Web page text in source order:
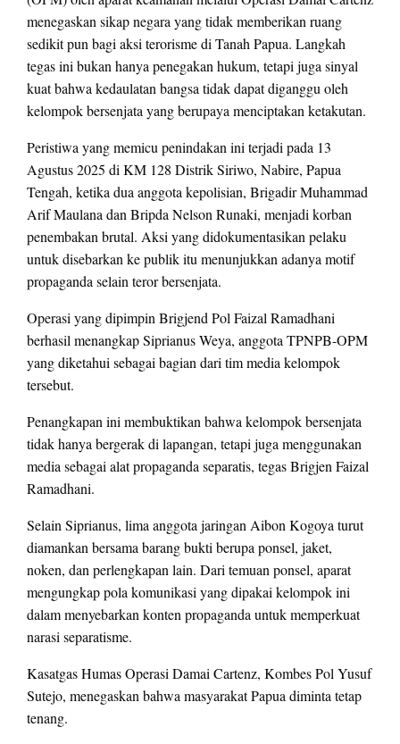
menegaskan sikap negara yang tidak memberikan ruang
sedikit pun bagi aksi terorisme di Tanah Papua. Langkah
tegas ini bukan hanya penegakan hukum, tetapi juga sinyal
kuat bahwa kedaulatan bangsa tidak dapat diganggu oleh
kelompok bersenjata yang berupaya menciptakan ketakutan.
Peristiwa yang memicu penindakan ini terjadi pada 13
Agustus 2025 di KM 128 Distrik Siriwo, Nabire, Papua
Tengah, ketika dua anggota kepolisian, Brigadir Muhammad
Arif Maulana dan Bripda Nelson Runaki, menjadi korban
penembakan brutal. Aksi yang didokumentasikan pelaku
untuk disebarkan ke publik itu menunjukkan adanya motif
propaganda selain teror bersenjata.
Operasi yang dipimpin Brigjend Pol Faizal Ramadhani
berhasil menangkap Siprianus Weya, anggota TPNPB-OPM
yang diketahui sebagai bagian dari tim media kelompok
tersebut.
Penangkapan ini membuktikan bahwa kelompok bersenjata
tidak hanya bergerak di lapangan, tetapi juga menggunakan
media sebagai alat propaganda separatis, tegas Brigjen Faizal
Ramadhani.
Selain Siprianus, lima anggota jaringan Aibon Kogoya turut
diamankan bersama barang bukti berupa ponsel, jaket,
noken, dan perlengkapan lain. Dari temuan ponsel, aparat
mengungkap pola komunikasi yang dipakai kelompok ini
dalam menyebarkan konten propaganda untuk memperkuat
narasi separatisme.
Kasatgas Humas Operasi Damai Cartenz, Kombes Pol Yusuf
Sutejo, menegaskan bahwa masyarakat Papua diminta tetap
tenang.